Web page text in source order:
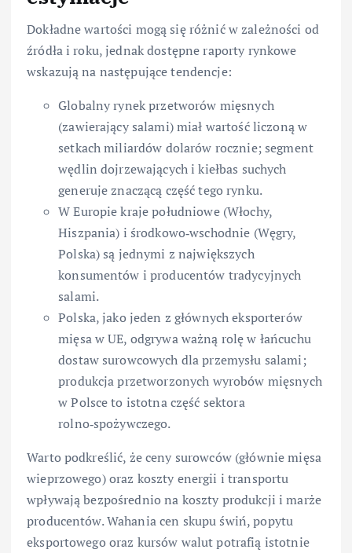
Dokładne wartości mogą się różnić w zależności od
źródła i roku, jednak dostępne raporty rynkowe
wskazują na następujące tendencje:
Globalny rynek przetworów mięsnych
(zawierający salami) miał wartość liczoną w
setkach miliardów dolarów rocznie; segment
wędlin dojrzewających i kiełbas suchych
generuje znaczącą część tego rynku.
W Europie kraje południowe (Włochy,
Hiszpania) i środkowo‑wschodnie (Węgry,
Polska) są jednymi z największych
konsumentów i producentów tradycyjnych
salami.
Polska, jako jeden z głównych eksporterów
mięsa w UE, odgrywa ważną rolę w łańcuchu
dostaw surowcowych dla przemysłu salami;
produkcja przetworzonych wyrobów mięsnych
w Polsce to istotna część sektora
rolno‑spożywczego.
Warto podkreślić, że ceny surowców (głównie mięsa
wieprzowego) oraz koszty energii i transportu
wpływają bezpośrednio na koszty produkcji i marże
producentów. Wahania cen skupu świń, popytu
eksportowego oraz kursów walut potrafią istotnie